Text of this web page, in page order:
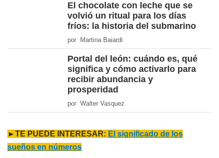
El chocolate con leche que se
volvió un ritual para los días
fríos: la historia del submarino
por Martina Baiardi
Portal del león: cuándo es, qué
significa y cómo activarlo para
recibir abundancia y
prosperidad
por Walter Vasquez
►TE PUEDE INTERESAR: El significado de los
sueños en números